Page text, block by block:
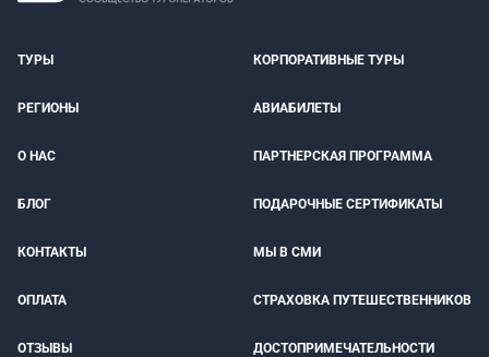
ТУРЫ КОРПОРАТИВНЫЕ ТУРЫ
РЕГИОНЫ АВИАБИЛЕТЫ
О НАС ПАРТНЕРСКАЯ ПРОГРАММА
БЛОГ ПОДАРОЧНЫЕ СЕРТИФИКАТЫ
КОНТАКТЫ МЫ В СМИ
ОПЛАТА СТРАХОВКА ПУТЕШЕСТВЕННИКОВ
ОТЗЫВЫ ДОСТОПРИМЕЧАТЕЛЬНОСТИ